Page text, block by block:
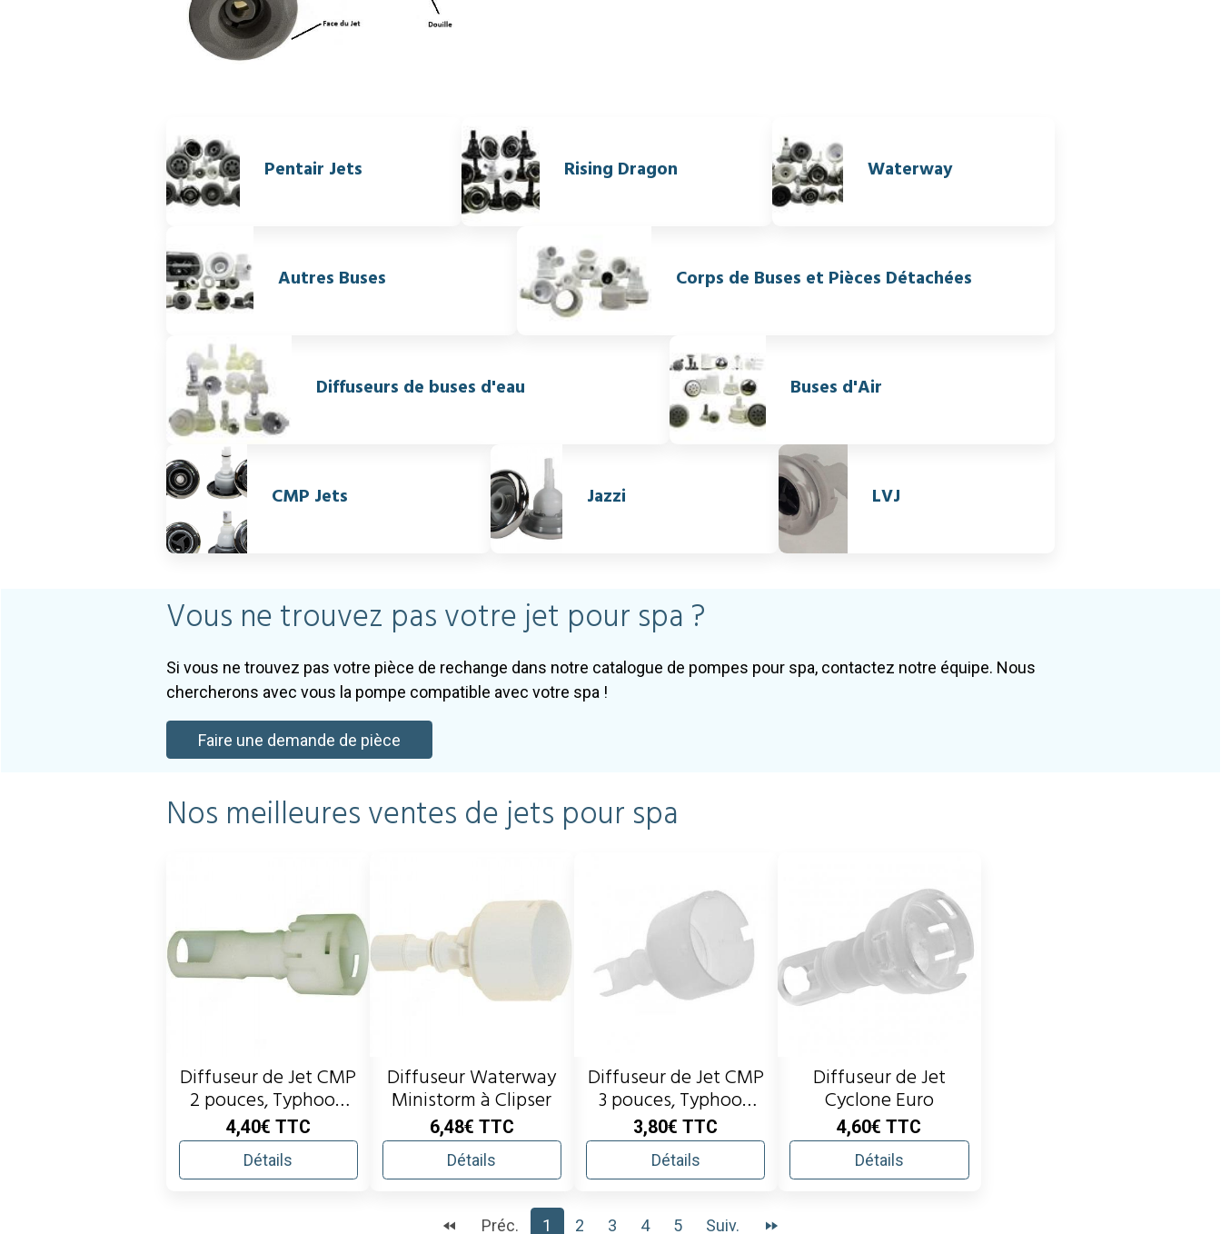
Pentair Jets Rising Dragon Waterway
Autres Buses Corps de Buses et Pièces Détachées
Diffuseurs de buses d'eau Buses d'Air
CMP Jets Jazzi LVJ
Vous ne trouvez pas votre jet pour spa ?
Si vous ne trouvez pas votre pièce de rechange dans notre catalogue de pompes pour spa, contactez notre équipe. Nous
chercherons avec vous la pompe compatible avec votre spa !
Faire une demande de pièce
Nos meilleures ventes de jets pour spa
Diffuseur de Jet CMP
2 pouces, Typhoon
(clip in)
4,40€ TTC
Détails
Diffuseur Waterway
Ministorm à Clipser
6,48€ TTC
Détails
Diffuseur de Jet CMP
3 pouces, Typhoon
(clip in)
3,80€TTC
Détails
Diffuseur de Jet
Cyclone Euro
4,60€TTC
Détails
Préc. 1 2 3 4 5 Suiv.